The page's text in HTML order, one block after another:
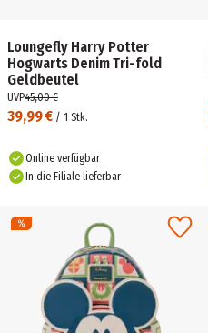
Loungefly Harry Potter
Hogwarts Denim Tri-fold
Geldbeutel
39,99 € / 1 Stk.
UVP45,00 €
Online verfügbar
In die Filiale lieferbar